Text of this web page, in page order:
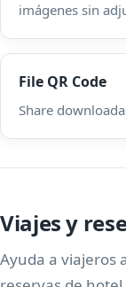
imágenes sin
File QR Code
Share
Viajes y
Ayuda a viajeros